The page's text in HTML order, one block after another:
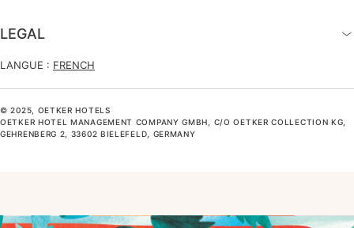
LEGAL
LANGUE : FRENCH
© 2025, OETKER HOTELS
OETKER HOTEL MANAGEMENT COMPANY GMBH, C/O OETKER COLLECTION KG,
GEHRENBERG 2, 33602 BIELEFELD, GERMANY